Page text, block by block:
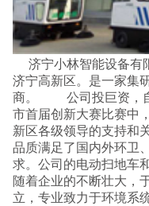
济宁高新区。是一家集
商。 公司投巨资，自
市首届创新大赛比赛中
新区各级领导的支持和
品质满足了国内外环卫
求。公司的电动扫地车
随着企业的不断壮大，
立，专业致力于环境